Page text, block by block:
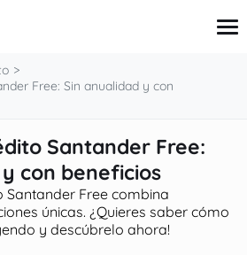
Free: Sin anualidad y con
Santander Free:
con beneficios
Santander Free combina
únicas. ¿Quieres saber cómo
y descúbrelo ahora!